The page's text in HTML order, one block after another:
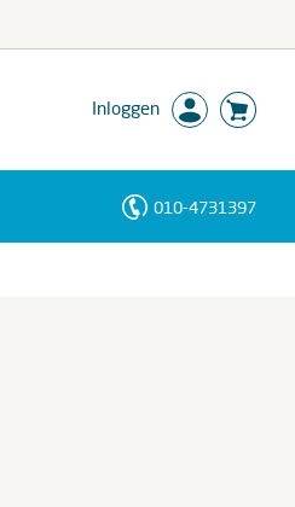
Inloggen
010-4731397